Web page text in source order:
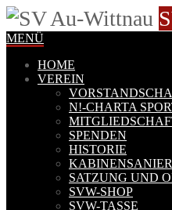
MENÜ
HOME
VEREIN
N!-CHARTA
SPENDEN
HISTORIE
SATZUNG UND
SVW-SHOP
SVW-TASSE